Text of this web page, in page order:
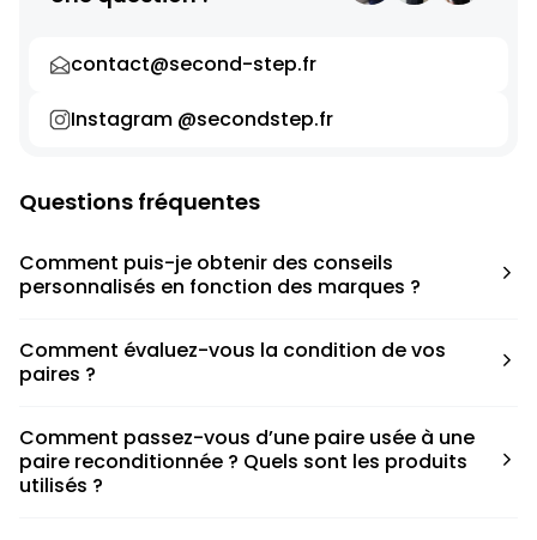
contact@second-step.fr
Instagram @secondstep.fr
Questions fréquentes
Comment puis-je obtenir des conseils
personnalisés en fonction des marques ?
pour déterminer la taille appropriée, que ce soit une taille
en dessous, au-dessus ou correspondant à votre taille
Comment évaluez-vous la condition de vos
paires ?
défauts spécifiques de chaque paire.
Comment passez-vous d’une paire usée à une
paire reconditionnée ? Quels sont les produits
utilisés ?